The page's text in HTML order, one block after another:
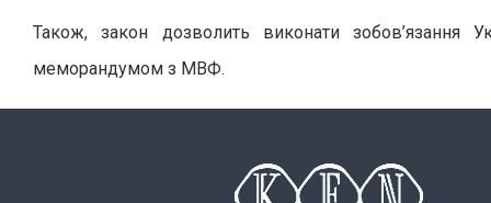
Також, закон дозволить виконати зобов’язання
меморандумом з МВФ.